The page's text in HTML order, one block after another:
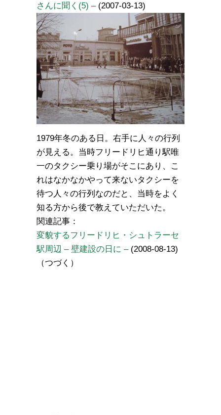
さんに聞く(5) –(2007-03-13)
1979年冬のある日。右手に人々の行列
が見える。当時フリードリヒ通り駅唯
一のタクシー乗り場がそこにあり、こ
れはなかなかやって来ないタクシーを
待つ人々の行列なのだと、当時をよく
知る方から後で教えていただいた。
関連記事：
変貌するフリードリヒ・シュトラーセ
駅周辺 – 壁建設の日に –(2008-08-13)
（つづく）